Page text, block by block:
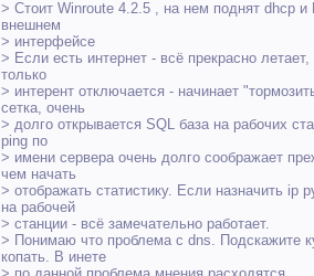
> Стоит Winroute 4.2.5 , на нем поднят dhcp и
внешнем
> интерфейсе
> Если есть интернет - всё прекрасно летает,
только
> интерент отключается - начинает
сетка, очень
> долго открывается SQL база на рабочих
ping по
> имени сервера очень долго соображает
чем начать
> отображать статистику. Если назначить ip
на рабочей
> станции - всё замечательно работает.
> Понимаю что проблема с dns. Подскажите
копать. В инете